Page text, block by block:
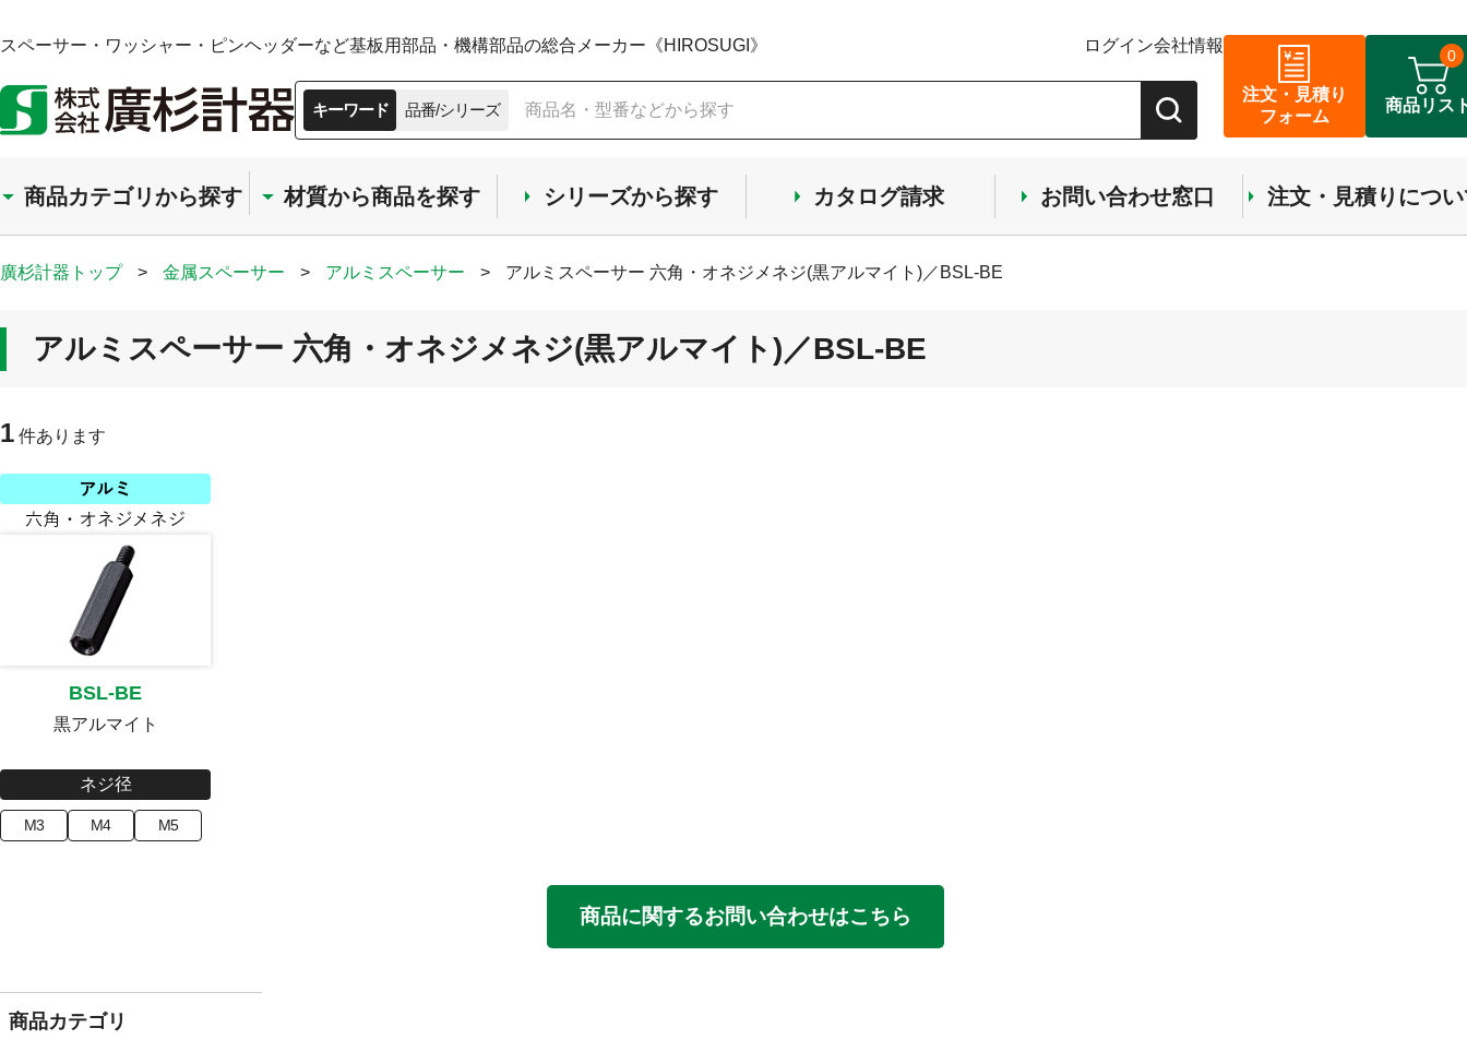
スペーサー・ワッシャー・ピンヘッダーなど基板用部品・機構部品の総合メーカー《HIROSUGI》 ログイン会社情報
キーワード 品番/シリーズ
注文・見積り
フォーム
商品リス
0
商品カテゴリから探す 材質から商品を探す シリーズから探す カタログ請求 お問い合わせ窓口 注文・見積りにつ
廣杉計器トップ > 金属スペーサー > アルミスペーサー > アルミスペーサー 六角・オネジメネジ(黒アルマイト)／BSL-BE
アルミスペーサー 六角・オネジメネジ(黒アルマイト)／BSL-BE
1 件あります
BSL-BE
黒アルマイト
ネジ径
M3 M4 M5
商品に関するお問い合わせはこちら
商品カテゴリ